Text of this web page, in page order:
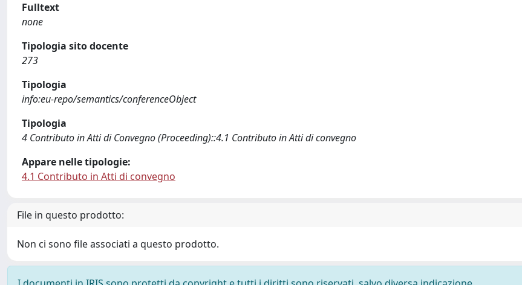
Fulltext
none
Tipologia sito docente
273
Tipologia
info:eu-repo/semantics/conferenceObject
Tipologia
4 Contributo in Atti di Convegno (Proceeding)::4.1 Contributo in Atti di convegno
Appare nelle tipologie:
4.1 Contributo in Atti di convegno
File in questo prodotto:
Non ci sono file associati a questo prodotto.